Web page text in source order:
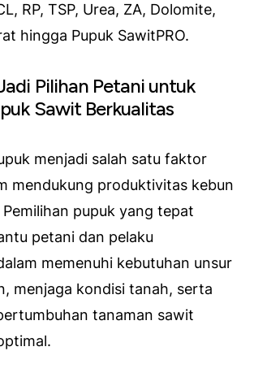
RP, TSP, Urea, ZA, Dolomite,
hingga Pupuk SawitPRO.
Pilihan Petani untuk
Sawit Berkualitas
menjadi salah satu faktor
mendukung produktivitas kebun
pupuk yang tepat
petani dan pelaku
memenuhi kebutuhan unsur
menjaga kondisi tanah, serta
tanaman sawit